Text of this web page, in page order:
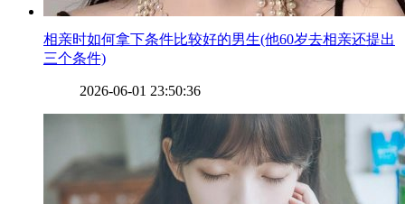
​相亲时如何拿下条件比较好的男生(他60岁去相亲还提出
三个条件)
2026-06-01 23:50:36